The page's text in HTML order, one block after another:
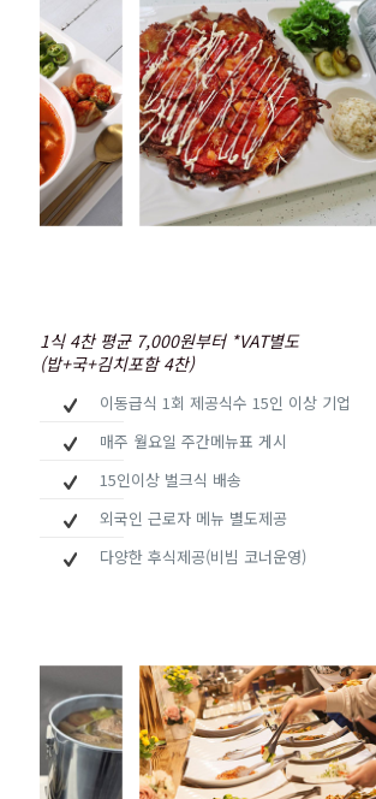
1식 4찬 평균 7,000원부터 *VAT별도
(밥+국+김치포함 4찬)
이동급식 1회 제공식수 15인 이상 기업
매주 월요일 주간메뉴표 게시
15인이상 벌크식 배송
외국인 근로자 메뉴 별도제공
다양한 후식제공(비빔 코너운영)